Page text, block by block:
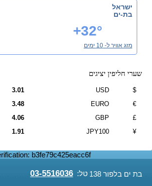
בת ים בלפור 138 טל: 03-5516036
ישראל
בת-ים
+32°
מזג אוויר ל- 10 ימים
שערי חליפין יציגים
$
USD
3.01
€
EURO
3.48
£
GBP
4.06
¥
JPY100
1.91
b3fe79c425eacc6f